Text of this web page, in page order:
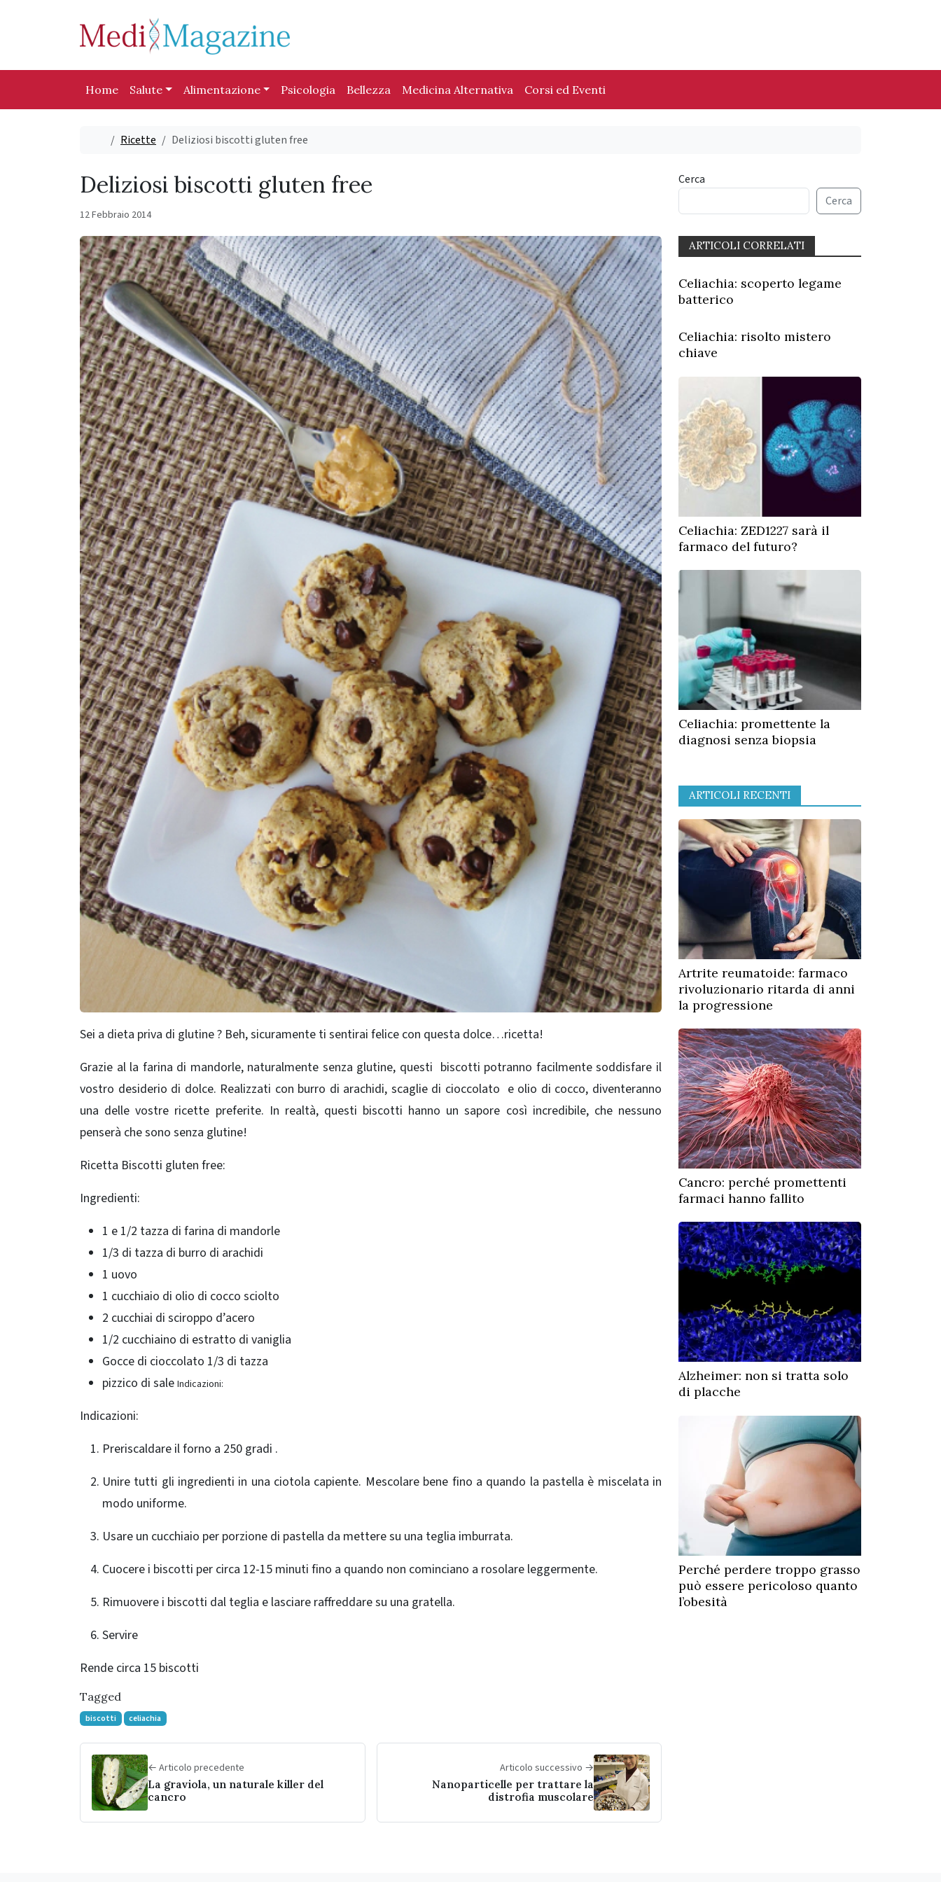
Home Salute Alimentazione Psicologia Bellezza Medicina Alternativa Corsi ed Eventi
HomeRicette Deliziosi biscotti gluten free
Deliziosi biscotti gluten free
12 Febbraio 2014
Sei a dieta priva di glutine ? Beh, sicuramente ti sentirai felice con questa dolce…ricetta!
Grazie al la farina di mandorle, naturalmente senza glutine, questi biscotti potranno facilmente soddisfare il
vostro desiderio di dolce. Realizzati con burro di arachidi, scaglie di cioccolato e olio di cocco, diventeranno
una delle vostre ricette preferite. In realtà, questi biscotti hanno un sapore così incredibile, che nessuno
penserà che sono senza glutine!
Ricetta Biscotti gluten free:
Ingredienti:
1 e 1/2 tazza di farina di mandorle
1/3 di tazza di burro di arachidi
1 uovo
1 cucchiaio di olio di cocco sciolto
2 cucchiai di sciroppo d’acero
1/2 cucchiaino di estratto di vaniglia
Gocce di cioccolato 1/3 di tazza
pizzico di sale Indicazioni:
Indicazioni:
Preriscaldare il forno a 250 gradi .
Unire tutti gli ingredienti in una ciotola capiente. Mescolare bene fino a quando la pastella è miscelata in
modo uniforme.
Usare un cucchiaio per porzione di pastella da mettere su una teglia imburrata.
Cuocere i biscotti per circa 12-15 minuti fino a quando non cominciano a rosolare leggermente.
Rimuovere i biscotti dal teglia e lasciare raffreddare su una gratella.
Servire
Rende circa 15 biscotti
Tagged
biscotti celiachia
← Articolo precedente
La graviola, un naturale killer del
cancro
Articolo successivo →
Nanoparticelle per trattare la
distrofia muscolare
Cerca
Cerca
ARTICOLI CORRELATI
Celiachia: scoperto legame
batterico
Celiachia: risolto mistero
chiave
Celiachia: ZED1227 sarà il
farmaco del futuro?
Celiachia: promettente la
diagnosi senza biopsia
ARTICOLI RECENTI
Artrite reumatoide: farmaco
rivoluzionario ritarda di anni
la progressione
Cancro: perché promettenti
farmaci hanno fallito
Alzheimer: non si tratta solo
di placche
Perché perdere troppo grasso
può essere pericoloso quanto
l’obesità